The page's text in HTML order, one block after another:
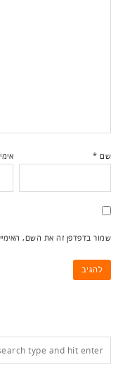
שם *
שמור בדפדפן זה את השם,